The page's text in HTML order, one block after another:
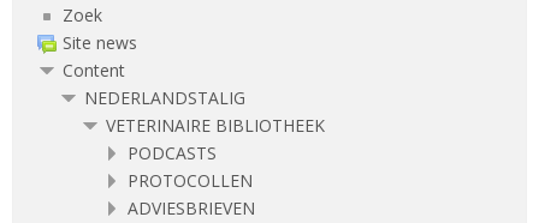
Zoek
Site news
Content
NEDERLANDSTALIG
VETERINAIRE BIBLIOTHEEK
PODCASTS
PROTOCOLLEN
ADVIESBRIEVEN